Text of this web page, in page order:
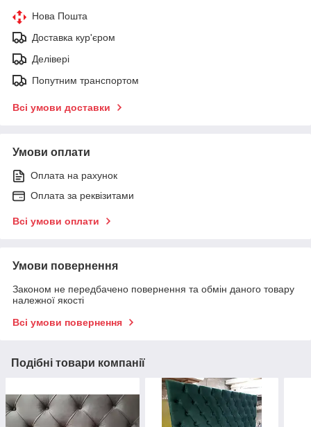
Нова Пошта
Доставка кур'єром
Делівері
Попутним транспортом
Всі умови доставки
Умови оплати
Оплата на рахунок
Оплата за реквізитами
Всі умови оплати
Умови повернення
Законом не передбачено повернення та обмін даного товару
належної якості
Всі умови повернення
Подібні товари компанії